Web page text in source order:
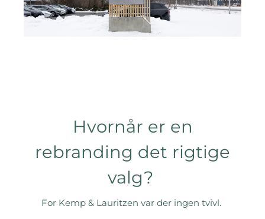
Hvornår er en
rebranding det rigtige
valg?
For Kemp & Lauritzen var der ingen tvivl.